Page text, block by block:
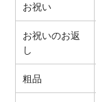
お祝い
お祝いのお返
し
粗品